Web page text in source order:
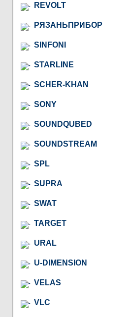
REVOLT
РЯЗАНЬПРИБОР
SINFONI
STARLINE
SCHER-KHAN
SONY
SOUNDQUBED
SOUNDSTREAM
SPL
SUPRA
SWAT
TARGET
URAL
U-DIMENSION
VELAS
VLC